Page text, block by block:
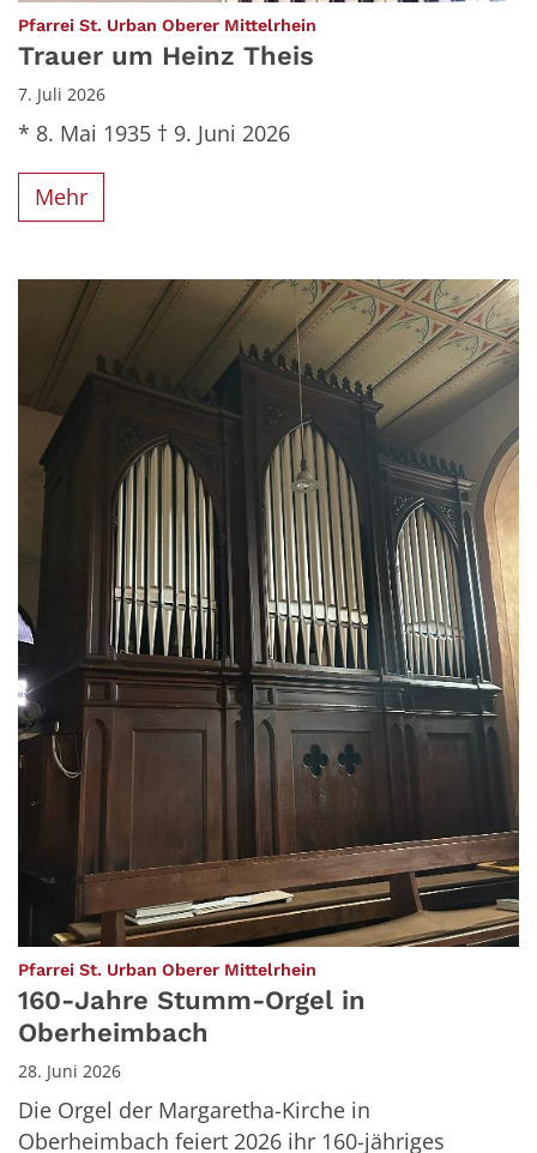
Pfarrei St. Urban Oberer Mittelrhein
Trauer um Heinz Theis
7. Juli 2026
* 8. Mai 1935 † 9. Juni 2026
Mehr
Pfarrei St. Urban Oberer Mittelrhein
160-Jahre Stumm-Orgel in
Oberheimbach
28. Juni 2026
Die Orgel der Margaretha-Kirche in
Oberheimbach feiert 2026 ihr 160-jähriges